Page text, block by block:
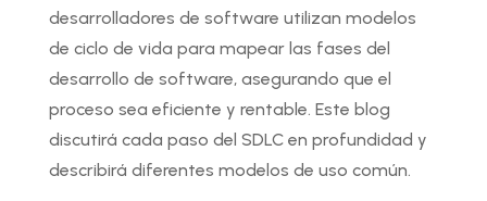
desarrolladores de software utilizan modelos
de ciclo de vida para mapear las fases del
desarrollo de software, asegurando que el
proceso sea eficiente y rentable. Este blog
discutirá cada paso del SDLC en profundidad y
describirá diferentes modelos de uso común.